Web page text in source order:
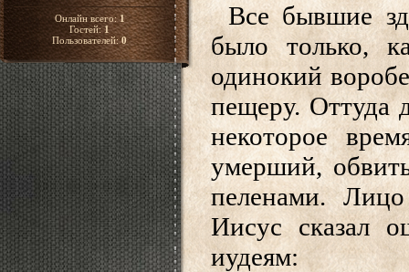
Онлайн всего:1
Гостей:1
Пользователей:0
Все бывшие
было только,
одинокий
пещеру. Оттуда
некоторое
умерший,
пеленами.
Иисус сказал
иудеям: